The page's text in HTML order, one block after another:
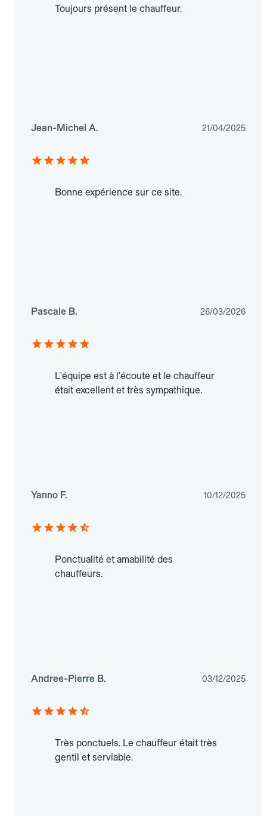
Toujours présent le chauffeur.
Jean-Michel A. 21/04/2025
Bonne expérience sur ce site.
Pascale B. 26/03/2026
L'équipe est à l'écoute et le chauffeur
était excellent et très sympathique.
Yanno F. 10/12/2025
Ponctualité et amabilité des
chauffeurs.
Andree-Pierre B. 03/12/2025
Très ponctuels. Le chauffeur était très
gentil et serviable.